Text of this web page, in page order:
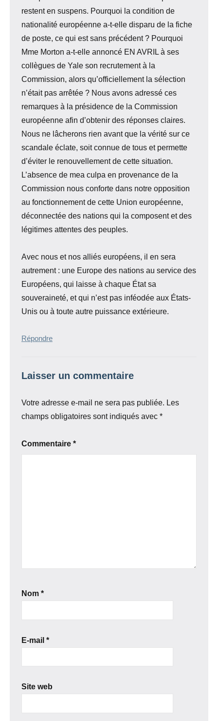
restent en suspens. Pourquoi la condition de
nationalité européenne a-t-elle disparu de la fiche
de poste, ce qui est sans précédent ? Pourquoi
Mme Morton a-t-elle annoncé EN AVRIL à ses
collègues de Yale son recrutement à la
Commission, alors qu’officiellement la sélection
n’était pas arrêtée ? Nous avons adressé ces
remarques à la présidence de la Commission
européenne afin d’obtenir des réponses claires.
Nous ne lâcherons rien avant que la vérité sur ce
scandale éclate, soit connue de tous et permette
d’éviter le renouvellement de cette situation.
L’absence de mea culpa en provenance de la
Commission nous conforte dans notre opposition
au fonctionnement de cette Union européenne,
déconnectée des nations qui la composent et des
légitimes attentes des peuples.
Avec nous et nos alliés européens, il en sera
autrement : une Europe des nations au service des
Européens, qui laisse à chaque État sa
souveraineté, et qui n’est pas inféodée aux États-
Unis ou à toute autre puissance extérieure.
Répondre
Laisser un commentaire
Votre adresse e-mail ne sera pas publiée. Les
champs obligatoires sont indiqués avec *
Commentaire *
Nom *
E-mail *
Site web